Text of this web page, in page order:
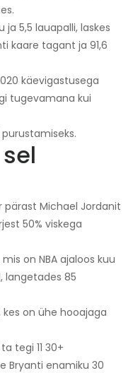
5,5 lauapalli, laskes
kaare tagant ja 91,6
käevigastusega
tugevamana kui
pärast Michael Jordanit
50% viskega
on NBA ajaloos kuu
langetades 85
on ühe hooajaga
tegi 11 30+
Bryanti enamiku 30